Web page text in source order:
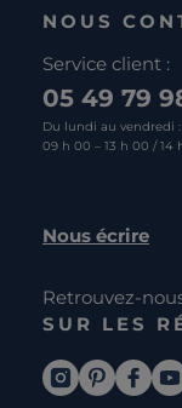
NOUS
Service client :
05 49 79
Du lundi au vendredi :
09 h 00 – 13 h 00 / 14
Nous écrire
Retrouvez-
SUR LES